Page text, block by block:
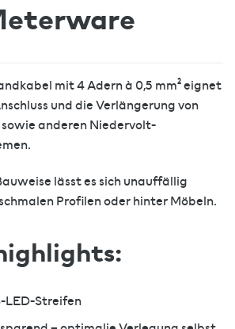
mit 4 Adern à 0,5 mm² eignet
und die Verlängerung von
anderen Niedervolt-
lässt es sich unauffällig
Profilen oder hinter Möbeln.
LED-Streifen